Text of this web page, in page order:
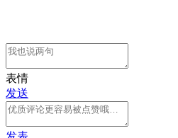
表情
发送